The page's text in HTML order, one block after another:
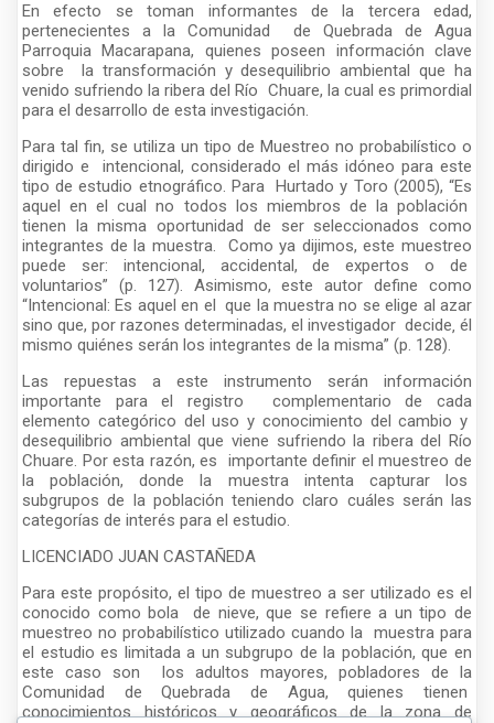
En efecto se toman informantes de la tercera edad,
pertenecientes a la Comunidad de Quebrada de Agua
Parroquia Macarapana, quienes poseen información clave
sobre la transformación y desequilibrio ambiental que ha
venido sufriendo la ribera del Río Chuare, la cual es primordial
para el desarrollo de esta investigación.
Para tal fin, se utiliza un tipo de Muestreo no probabilístico o
dirigido e intencional, considerado el más idóneo para este
tipo de estudio etnográfico. Para Hurtado y Toro (2005), “Es
aquel en el cual no todos los miembros de la población
tienen la misma oportunidad de ser seleccionados como
integrantes de la muestra. Como ya dijimos, este muestreo
puede ser: intencional, accidental, de expertos o de
voluntarios” (p. 127). Asimismo, este autor define como
“Intencional: Es aquel en el que la muestra no se elige al azar
sino que, por razones determinadas, el investigador decide‚ él
mismo quiénes serán los integrantes de la misma” (p. 128).
Las repuestas a este instrumento serán información
importante para el registro complementario de cada
elemento categórico del uso y conocimiento del cambio y
desequilibrio ambiental que viene sufriendo la ribera del Río
Chuare. Por esta razón, es importante definir el muestreo de
la población, donde la muestra intenta capturar los
subgrupos de la población teniendo claro cuáles serán las
categorías de interés para el estudio.
LICENCIADO JUAN CASTAÑEDA
Para este propósito, el tipo de muestreo a ser utilizado es el
conocido como bola de nieve, que se refiere a un tipo de
muestreo no probabilístico utilizado cuando la muestra para
el estudio es limitada a un subgrupo de la población, que en
este caso son los adultos mayores, pobladores de la
Comunidad de Quebrada de Agua, quienes tienen
conocimientos históricos y geográficos de la zona de